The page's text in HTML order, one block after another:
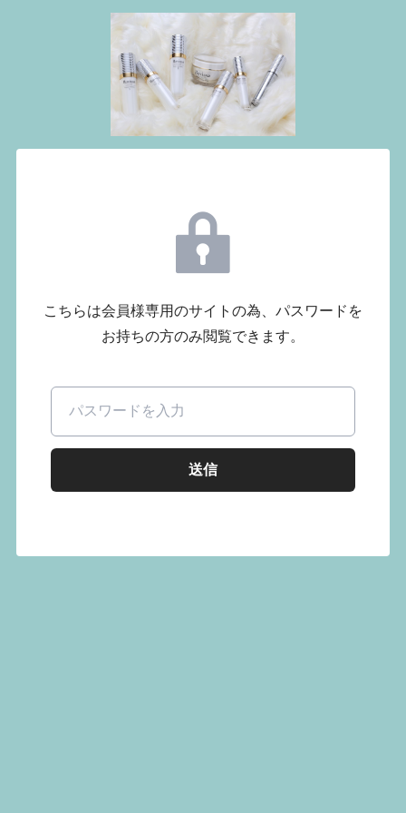
こちらは会員様専用のサイトの為、パスワードを
お持ちの方のみ閲覧できます。